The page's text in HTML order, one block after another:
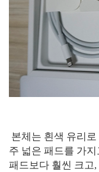
본체는 흰색 유리
주 넓은 패드를 가
패드보다 훨씬 크고